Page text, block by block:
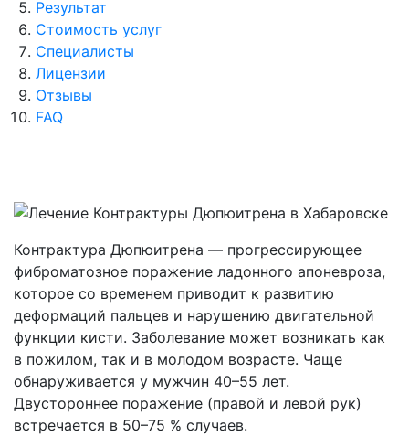
Результат
Стоимость услуг
Специалисты
Лицензии
Отзывы
FAQ
Контрактура Дюпюитрена — прогрессирующее
фиброматозное поражение ладонного апоневроза,
которое со временем приводит к развитию
деформаций пальцев и нарушению двигательной
функции кисти. Заболевание может возникать как
в пожилом, так и в молодом возрасте. Чаще
обнаруживается у мужчин 40–55 лет.
Двустороннее поражение (правой и левой рук)
встречается в 50–75 % случаев.